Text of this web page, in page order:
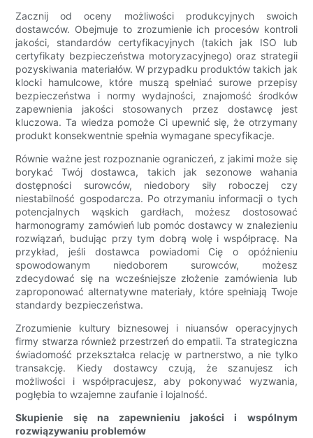
Zacznij od oceny możliwości produkcyjnych swoich
dostawców. Obejmuje to zrozumienie ich procesów kontroli
jakości, standardów certyfikacyjnych (takich jak ISO lub
certyfikaty bezpieczeństwa motoryzacyjnego) oraz strategii
pozyskiwania materiałów. W przypadku produktów takich jak
klocki hamulcowe, które muszą spełniać surowe przepisy
bezpieczeństwa i normy wydajności, znajomość środków
zapewnienia jakości stosowanych przez dostawcę jest
kluczowa. Ta wiedza pomoże Ci upewnić się, że otrzymany
produkt konsekwentnie spełnia wymagane specyfikacje.
Równie ważne jest rozpoznanie ograniczeń, z jakimi może się
borykać Twój dostawca, takich jak sezonowe wahania
dostępności surowców, niedobory siły roboczej czy
niestabilność gospodarcza. Po otrzymaniu informacji o tych
potencjalnych wąskich gardłach, możesz dostosować
harmonogramy zamówień lub pomóc dostawcy w znalezieniu
rozwiązań, budując przy tym dobrą wolę i współpracę. Na
przykład, jeśli dostawca powiadomi Cię o opóźnieniu
spowodowanym niedoborem surowców, możesz
zdecydować się na wcześniejsze złożenie zamówienia lub
zaproponować alternatywne materiały, które spełniają Twoje
standardy bezpieczeństwa.
Zrozumienie kultury biznesowej i niuansów operacyjnych
firmy stwarza również przestrzeń do empatii. Ta strategiczna
świadomość przekształca relację w partnerstwo, a nie tylko
transakcję. Kiedy dostawcy czują, że szanujesz ich
możliwości i współpracujesz, aby pokonywać wyzwania,
pogłębia to wzajemne zaufanie i lojalność.
Skupienie się na zapewnieniu jakości i wspólnym
rozwiązywaniu problemów